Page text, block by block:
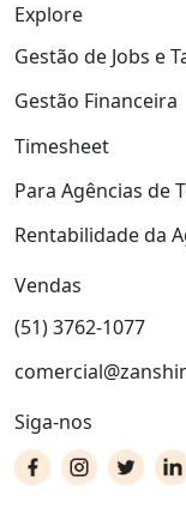
Explore
Gestão de Jobs e
Gestão Financeira
Timesheet
Para Agências de
Rentabilidade da
Vendas
(51) 3762-1077
Siga-nos